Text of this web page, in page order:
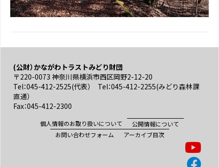
(公財）かながわトラストみどり財団
〒220-0073 神奈川県横浜市西区岡野2-12-20
Tel：045-412-2525(代表） Tel：045-412-2255(みどり森林課
直通）
Fax：045-412-2300
個人情報のお取り扱いについて
公開情報について
お問い合わせフォーム
アーカイブ目次